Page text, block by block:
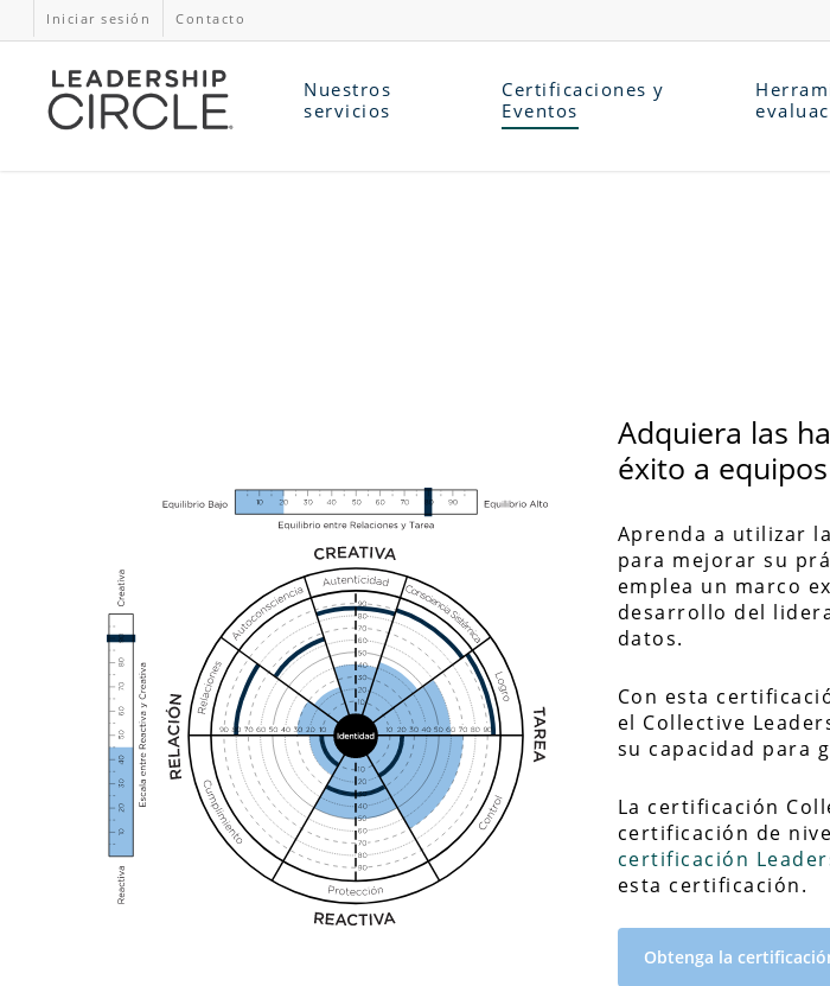
Iniciar sesión Contacto
Nuestros
servicios
Certificaciones y
Eventos
Adquiera las
éxito a
Aprenda a utilizar
para mejorar su
emplea un marco
desarrollo del
datos.
Con esta
el Collective
su capacidad para
La certificación
certificación de
certificación
esta certificación.
Obtenga la